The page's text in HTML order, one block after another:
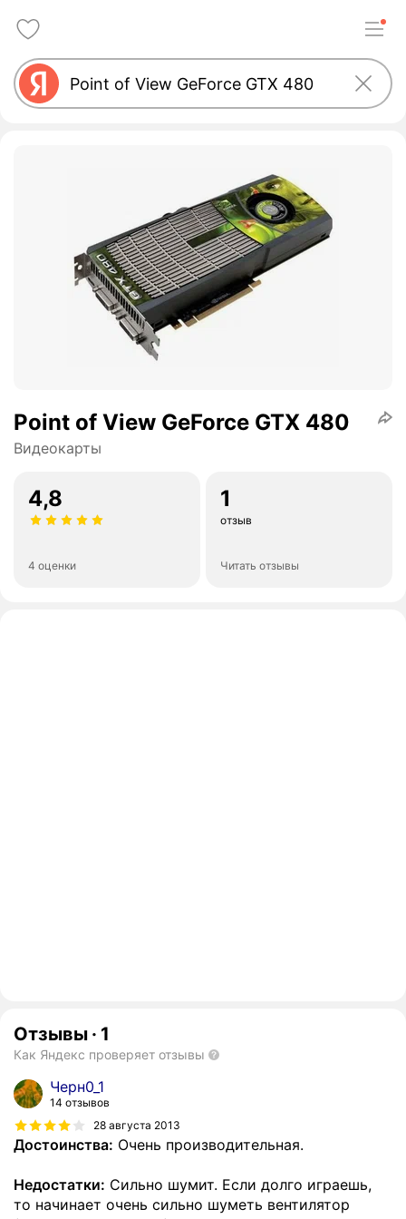
Point of View GeForce GTX 480
Видеокарты
4,8
4 оценки
1
отзыв
Читать отзывы
Отзывы · 1
Как Яндекс проверяет отзывы
Черн0_1
14 отзывов
28 августа 2013
Достоинства: Очень производительная.
Недостатки: Сильно шумит. Если долго играешь,
то начинает очень сильно шуметь вентилятор